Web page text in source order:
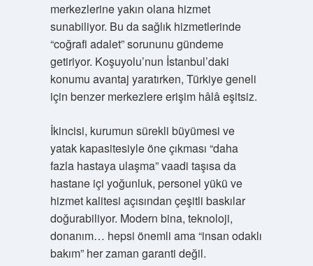
merkezlerine yakın olana hizmet
sunabiliyor. Bu da sağlık hizmetlerinde
“coğrafi adalet” sorununu gündeme
getiriyor. Koşuyolu’nun İstanbul’daki
konumu avantaj yaratırken, Türkiye geneli
için benzer merkezlere erişim hâlâ eşitsiz.
İkincisi, kurumun sürekli büyümesi ve
yatak kapasitesiyle öne çıkması “daha
fazla hastaya ulaşma” vaadi taşısa da
hastane içi yoğunluk, personel yükü ve
hizmet kalitesi açısından çeşitli baskılar
doğurabiliyor. Modern bina, teknoloji,
donanım… hepsi önemli ama “insan odaklı
bakım” her zaman garanti değil.